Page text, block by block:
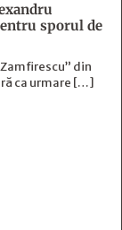
sporul de
din
ca urmare […]